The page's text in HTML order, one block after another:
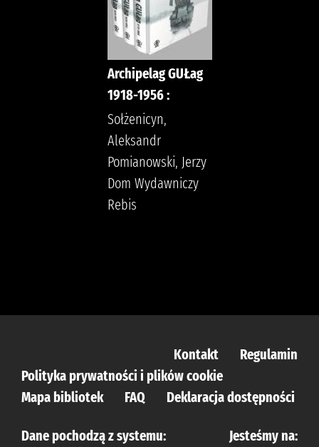
Archipelag GUŁag
1918-1956 :
Sołżenicyn,
Aleksandr
Pomianowski, Jerzy
Dom Wydawniczy
Rebis
Kontakt
Regulamin
Polityka prywatności i plików cookie
Mapa bibliotek
FAQ Deklaracja dostępności
Dane pochodzą z systemu: Jesteśmy na: